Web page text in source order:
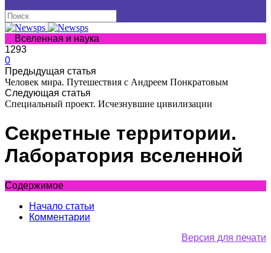
Вселенная и наука
1293
0
Предыдущая статья
Человек мира. Путешествия с Андреем Понкратовым
Следующая статья
Специальный проект. Исчезнувшие цивилизации
Секретные территории.
Лаборатория вселенной
Содержимое
Начало статьи
Комментарии
Версия для печати